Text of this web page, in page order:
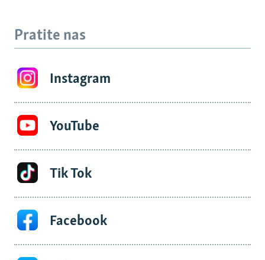
Pratite nas
Instagram
YouTube
Tik Tok
Facebook